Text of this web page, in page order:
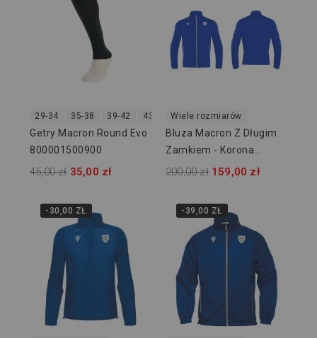
29-34 35-38 39-42 43-46 47-50
Getry Macron Round Evo
800001500900
45,00 zł 35,00 zł
Wiele rozmiarów
Bluza Macron Z Długim
Zamkiem - Korona
Zakrzewo
200,00 zł 159,00 zł
-30,00 ZŁ -39,00 ZŁ